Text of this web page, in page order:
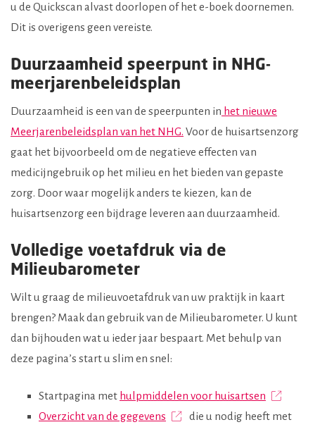
u de Quickscan alvast doorlopen of het e-boek doornemen.
Dit is overigens geen vereiste.
Duurzaamheid speerpunt in NHG-
meerjarenbeleidsplan
Duurzaamheid is een van de speerpunten in het nieuwe
Meerjarenbeleidsplan van het NHG. Voor de huisartsenzorg
gaat het bijvoorbeeld om de negatieve effecten van
medicijngebruik op het milieu en het bieden van gepaste
zorg. Door waar mogelijk anders te kiezen, kan de
huisartsenzorg een bijdrage leveren aan duurzaamheid.
Volledige voetafdruk via de
Milieubarometer
Wilt u graag de milieuvoetafdruk van uw praktijk in kaart
brengen? Maak dan gebruik van de Milieubarometer. U kunt
dan bijhouden wat u ieder jaar bespaart. Met behulp van
deze pagina’s start u slim en snel:
Startpagina met hulpmiddelen voor huisartsen
Overzicht van de gegevens
die u nodig heeft met